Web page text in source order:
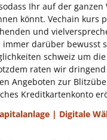
Ihr auf der ganzen
könnt. Vechain kurs
und
immer darüber bewusst
schweiz um
raten wir
Angeboten zur
Kreditkartenkonto
| Digitale